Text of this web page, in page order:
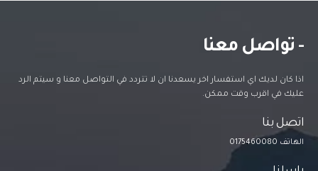
- تواصل معنا
اذا كان لديك اي استفسار اخر يسعدنا ان لا تتردد في التواصل معنا و سيتم الرد
عليك في اقرب وقت ممكن.
اتصل بنا
الهاتف 0175460080